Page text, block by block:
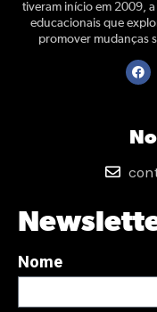
tiveram início em 2009,
educacionais que
promover mudanças
Nome